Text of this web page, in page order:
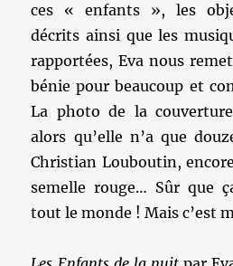
ces « enfants », les
décrits ainsi que les
rapportées, Eva nous
bénie pour beaucoup et
La photo de la
alors qu’elle n’a que
Christian Louboutin,
semelle rouge… Sûr que
tout le monde ! Mais c’est